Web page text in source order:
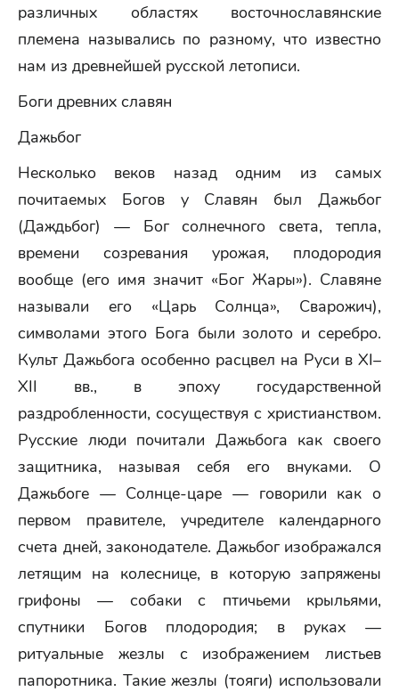
различных областях восточнославянские
племена назывались по разному, что известно
нам из древнейшей русской летописи.
Боги древних славян
Дажьбог
Несколько веков назад одним из самых
почитаемых Богов у Славян был Дажьбог
(Даждьбог) — Бог солнечного света, тепла,
времени созревания урожая, плодородия
вообще (его имя значит «Бог Жары»). Славяне
называли его «Царь Солнца», Сварожич),
символами этого Бога были золото и серебро.
Культ Дажьбога особенно расцвел на Руси в XI–
XII вв., в эпоху государственной
раздробленности, сосуществуя с христианством.
Русские люди почитали Дажьбога как своего
защитника, называя себя его внуками. О
Дажьбоге — Солнце-царе — говорили как о
первом правителе, учредителе календарного
счета дней, законодателе. Дажьбог изображался
летящим на колеснице, в которую запряжены
грифоны — собаки с птичьеми крыльями,
спутники Богов плодородия; в руках —
ритуальные жезлы с изображением листьев
папоротника. Такие жезлы (тояги) использовали